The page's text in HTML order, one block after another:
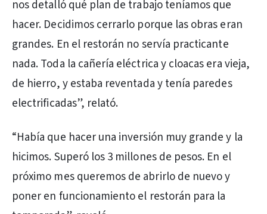
nos detalló qué plan de trabajo teníamos que
hacer. Decidimos cerrarlo porque las obras eran
grandes. En el restorán no servía practicante
nada. Toda la cañería eléctrica y cloacas era vieja,
de hierro, y estaba reventada y tenía paredes
electrificadas”, relató.
“Había que hacer una inversión muy grande y la
hicimos. Superó los 3 millones de pesos. En el
próximo mes queremos de abrirlo de nuevo y
poner en funcionamiento el restorán para la